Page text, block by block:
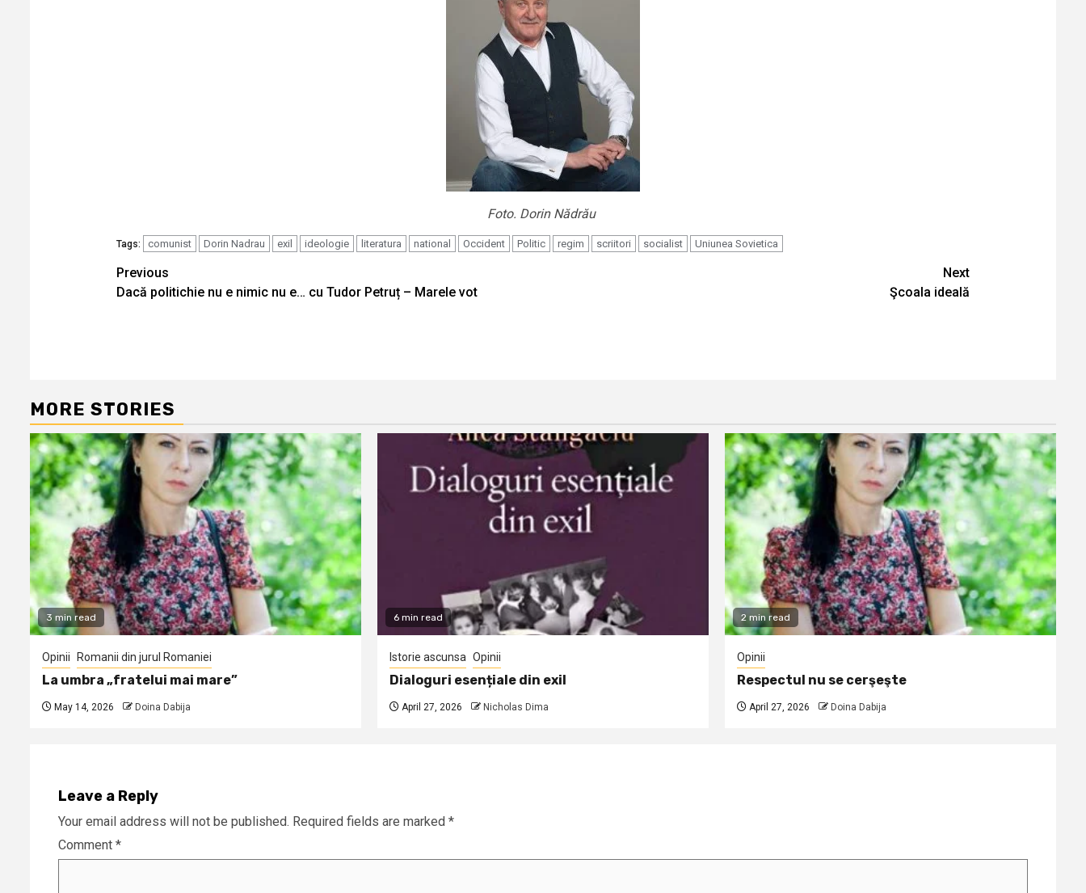
Foto. Dorin Nădrău
Tags: comunist Dorin Nadrau exil ideologie literatura national Occident Politic regim scriitori socialist Uniunea Sovietica
Continue
Reading
Previous
Dacă politichie nu e nimic nu e… cu Tudor Petruț – Marele vot
Next
Şcoala ideală
MORE STORIES
3 min read
Opinii Romanii din jurul Romaniei
La umbra „fratelui mai mare”
May 14, 2026 Doina Dabija
6 min read
Istorie ascunsa Opinii
Dialoguri esențiale din exil
April 27, 2026 Nicholas Dima
2 min read
Opinii
Respectul nu se cerşeşte
April 27, 2026 Doina Dabija
Leave a Reply
Your email address will not be published. Required fields are marked *
Comment *